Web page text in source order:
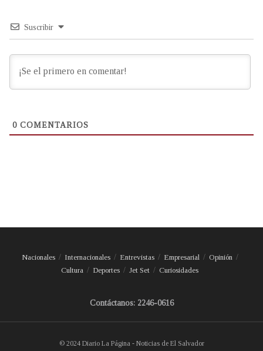
Suscribir
0 COMENTARIOS
Nacionales Internacionales Entrevistas Empresarial
Opinión
Cultura
Deportes Jet Set Curiosidades
Contáctanos: 2246-0616
© 2024 Diario La Página - Noticias de El Salvador